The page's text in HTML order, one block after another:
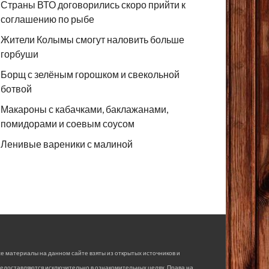
Страны ВТО договорились скоро прийти к
соглашению по рыбе
Жители Колымы смогут наловить больше
горбуши
Борщ с зелёным горошком и свекольной
ботвой
Макароны с кабачками, баклажанами,
помидорами и соевым соусом
Ленивые вареники с малиной
материалы на данном сайте взяты из открытых источников и
исключительно в ознакомительных целях. Права на